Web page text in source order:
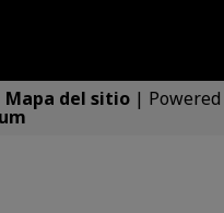
Mapa del sitio| Powered